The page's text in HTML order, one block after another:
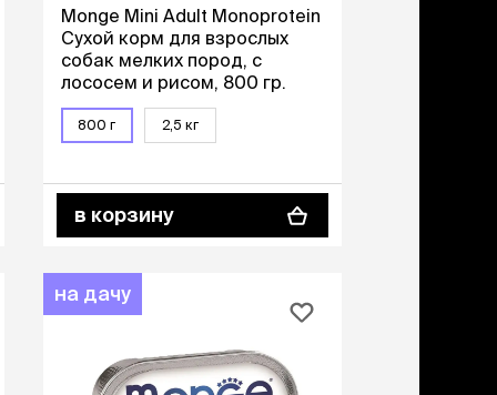
лотки,
для груминга
поилки,
переноски,
и шампуни
поведения
Monge Mini Adult Monoprotein
Сухой корм для взрослых
собак мелких пород, с
лососем и рисом, 800 гр.
800 г 2,5 кг
в корзину
на дачу